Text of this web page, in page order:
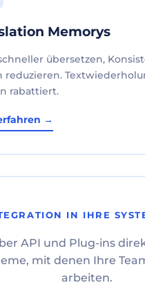
Memorys
übersetzen,
reduzieren.
rabattiert.
→
IN IHRE
API und Plug-ins
mit denen Ihre
arbeiten.